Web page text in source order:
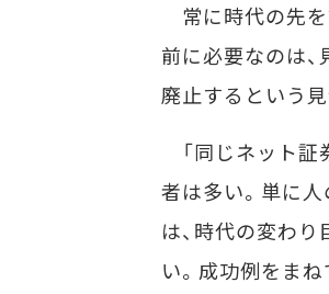
常に時代の先を
前に必要なのは
廃止するという
「同じネット証
者は多い。単に
は、時代の変わ
い。成功例をま